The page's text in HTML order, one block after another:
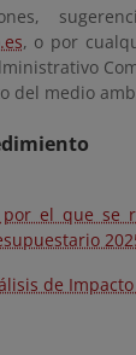
, o por
del medio
por el que
de